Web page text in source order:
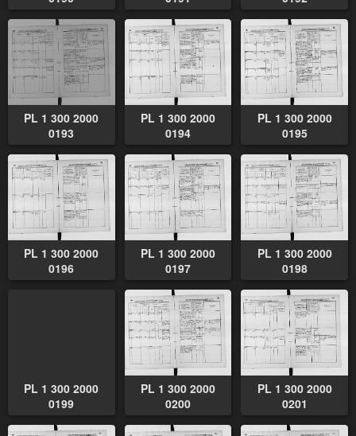
PL 1 300 2000
0193
PL 1 300 2000
0194
PL 1 300 2000
0195
PL 1 300 2000
0196
PL 1 300 2000
0197
PL 1 300 2000
0198
PL 1 300 2000
0199
PL 1 300 2000
0200
PL 1 300 2000
0201